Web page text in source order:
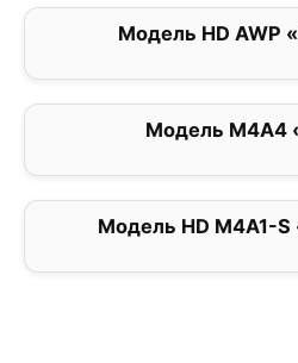
Модель HD AWP
Модель M4A4
Модель HD M4A1-S